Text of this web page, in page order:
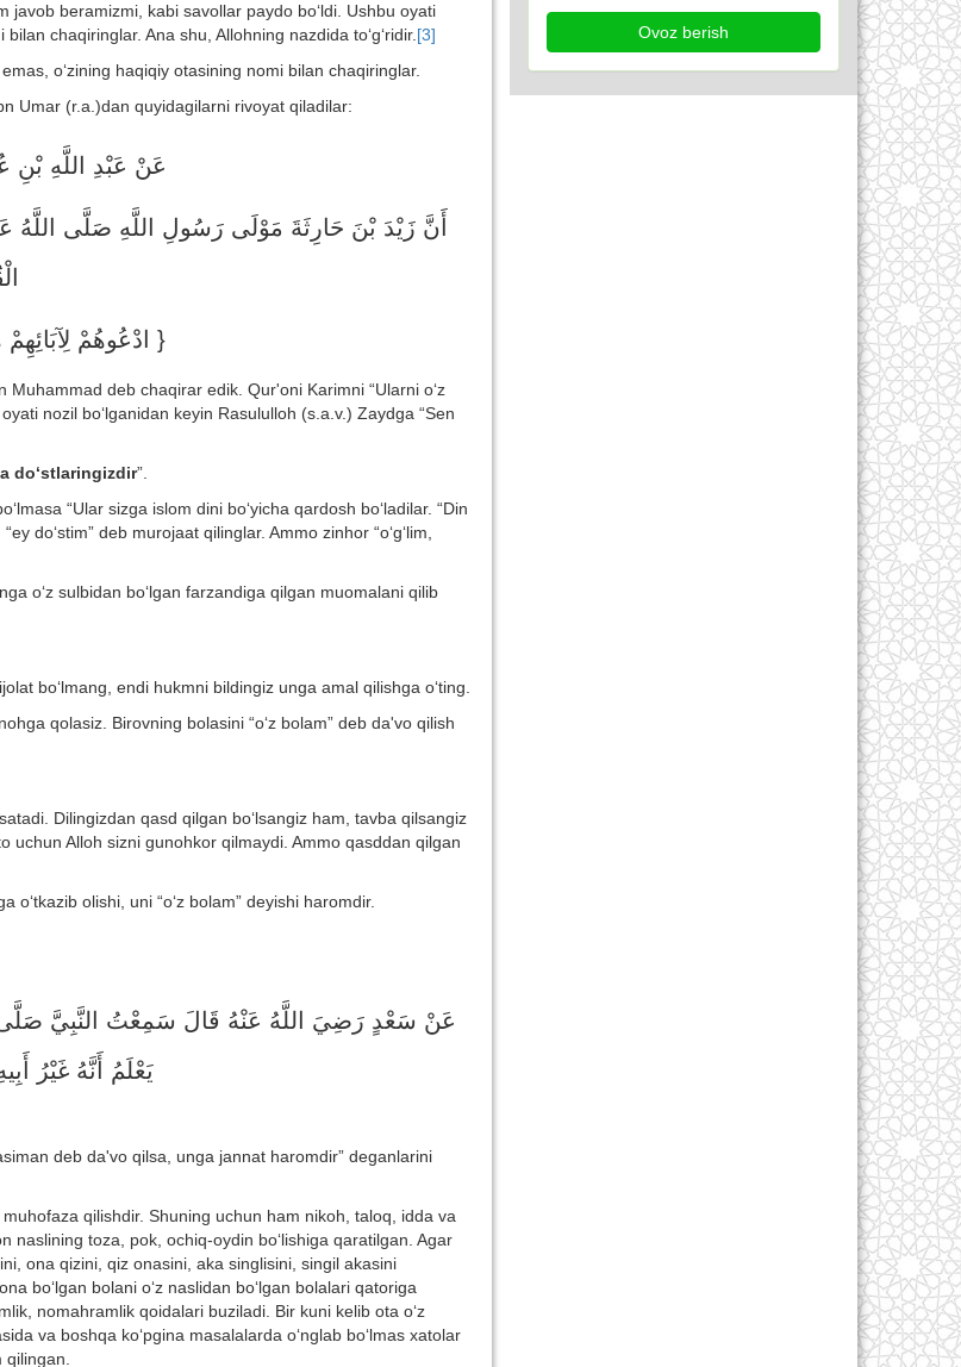
beramizmi, kabi savollar paydo bo‘ldi. Ushbu oyati
chaqiringlar. Ana shu, Allohning nazdida to‘g‘ridir.[3]
o‘zining haqiqiy otasining nomi bilan chaqiringlar.
Umar (r.a.)dan quyidagilarni rivoyat qiladilar:
عَنْ عَبْدِ اللَّهِ بْنِ
أَنَّ زَيْدَ بْنَ حَارِثَةَ مَوْلَى رَسُولِ اللَّهِ صَلَّى اللَّهُ
{ ادْعُوهُمْ
Muhammad deb chaqirar edik. Qur'oni Karimni “Ularni o‘z
nozil bo‘lganidan keyin Rasululloh (s.a.v.) Zaydga “Sen
do‘stlaringizdir”.
“Ular sizga islom dini bo‘yicha qardosh bo‘ladilar. “Din
do‘stim” deb murojaat qilinglar. Ammo zinhor “o‘g‘lim,
o‘z sulbidan bo‘lgan farzandiga qilgan muomalani qilib
bo‘lmang, endi hukmni bildingiz unga amal qilishga o‘ting.
qolasiz. Birovning bolasini “o‘z bolam” deb da'vo qilish
Dilingizdan qasd qilgan bo‘lsangiz ham, tavba qilsangiz
uchun Alloh sizni gunohkor qilmaydi. Ammo qasddan qilgan
olishi, uni “o‘z bolam” deyishi haromdir.
عَنْ سَعْدٍ رَضِيَ اللَّهُ عَنْهُ قَالَ سَمِعْتُ النَّبِيَّ صَلَّى
يَعْلَمُ أَنَّهُ غَيْرُ
deb da'vo qilsa, unga jannat haromdir” deganlarini
qilishdir. Shuning uchun ham nikoh, taloq, idda va
naslining toza, pok, ochiq-oydin bo‘lishiga qaratilgan. Agar
ona qizini, qiz onasini, aka singlisini, singil akasini
bo‘lgan bolani o‘z naslidan bo‘lgan bolalari qatoriga
nomahramlik qoidalari buziladi. Bir kuni kelib ota o‘z
va boshqa ko‘pgina masalalarda o‘nglab bo‘lmas xatolar
qilingan.